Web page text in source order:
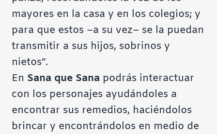
mayores en la casa y en los colegios; y
para que estos –a su vez– se la puedan
transmitir a sus hijos, sobrinos y
nietos”.
En Sana que Sana podrás interactuar
con los personajes ayudándoles a
encontrar sus remedios, haciéndolos
brincar y encontrándolos en medio de